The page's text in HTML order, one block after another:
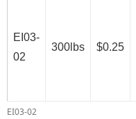
EI03-
02
300lbs $0.25
EI03-02